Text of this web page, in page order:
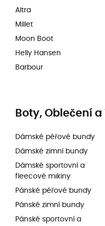
Altra
Millet
Moon Boot
Helly Hansen
Barbour
Boty, Oblečení
Dámské péřové bundy
Dámské zimní bundy
Dámské sportovní a
fleecové mikiny
Pánské péřové bundy
Pánské zimní bundy
Pánské sportovní a